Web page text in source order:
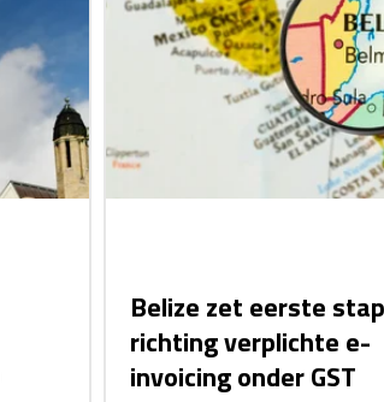
Belize zet eerste stap
richting verplichte e-
invoicing onder GST